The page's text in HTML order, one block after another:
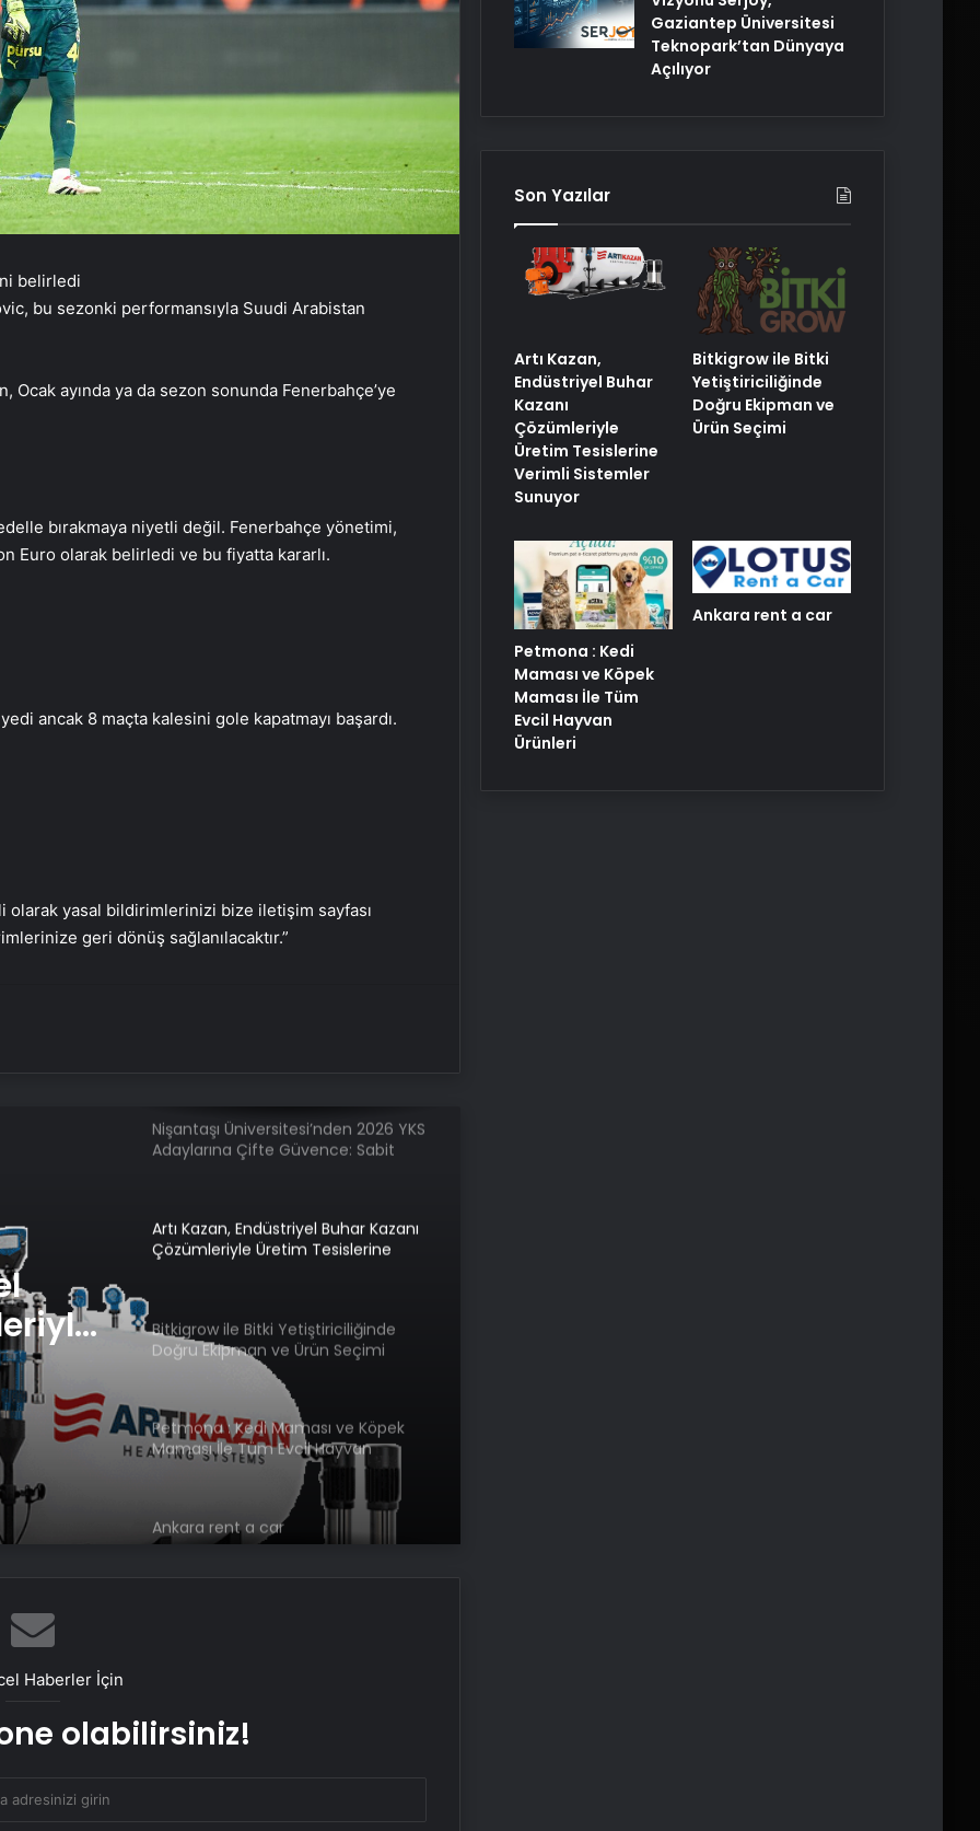
bu sezonki performansıyla Suudi Arabistan
ayında ya da sezon sonunda Fenerbahçe’ye
bırakmaya niyetli değil. Fenerbahçe yönetimi,
Euro olarak belirledi ve bu fiyatta kararlı.
ancak 8 maçta kalesini gole kapatmayı başardı.
olarak yasal bildirimlerinizi bize iletişim sayfası
geri dönüş sağlanılacaktır.”
Eşya Depolama Rehberi
Nişantaşı Üniversitesi’nden 2026 YKS
Adaylarına Çifte Güvence: Sabit
Artı Kazan, Endüstriyel Buhar Kazanı
Çözümleriyle Üretim Tesislerine
Bitkigrow ile Bitki Yetiştiriciliğinde
Doğru Ekipman ve Ürün Seçimi
Petmona : Kedi Maması ve Köpek
Maması İle Tüm Evcil Hayvan
Ankara rent a car
Product Manufacturer in Turkey
Haberler İçin
olabilirsiniz!
Gaziantep Üniversitesi
Teknopark’tan Dünyaya
Açılıyor
Son Yazılar
Artı Kazan,
Endüstriyel Buhar
Kazanı
Çözümleriyle
Üretim Tesislerine
Verimli Sistemler
Sunuyor
Bitkigrow ile Bitki
Yetiştiriciliğinde
Doğru Ekipman ve
Ürün Seçimi
Petmona : Kedi
Maması ve Köpek
Maması İle Tüm
Evcil Hayvan
Ürünleri
Ankara rent a car